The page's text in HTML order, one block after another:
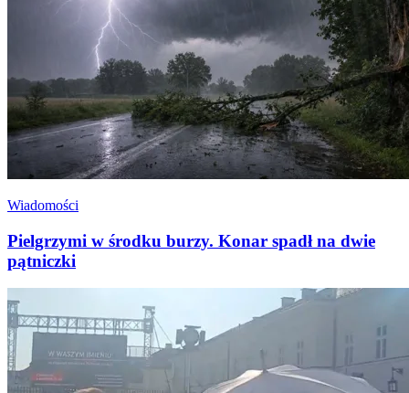
Wiadomości
Pielgrzymi w środku burzy. Konar spadł na dwie
pątniczki